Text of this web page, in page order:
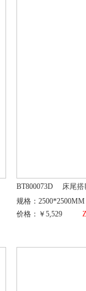
BT800073D
床尾搭
规格：2500*2500MM
价格：￥5,529